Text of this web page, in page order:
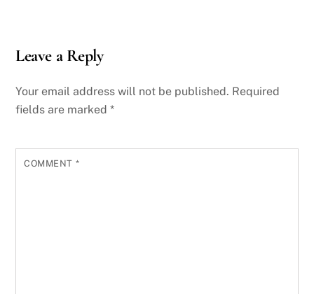
Leave a Reply
Your email address will not be published. Required
fields are marked*
COMMENT *